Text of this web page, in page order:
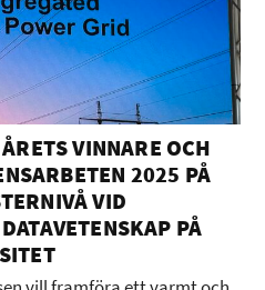
VINNARE OCH
2025 PÅ
VID
PÅ